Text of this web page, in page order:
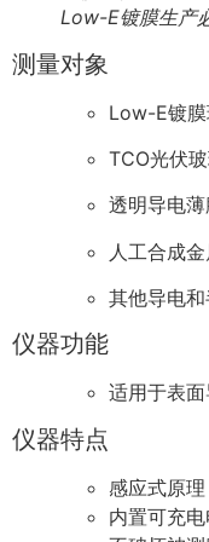
Low-E镀膜生产
测量对象
Low-E镀膜
TCO光伏
透明导电
人工合成
其他导电
仪器功能
适用于表面
仪器特点
感应式原
内置可充